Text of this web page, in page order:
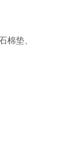
棉垫、